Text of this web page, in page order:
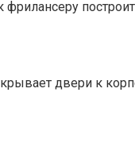
двери к